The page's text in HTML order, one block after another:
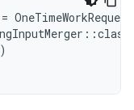
=
::class
)